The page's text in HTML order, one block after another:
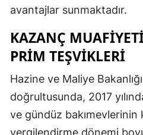
avantajlar sunmaktadır.
KAZANÇ
PRIM TEŞVIKLERI
Hazine ve Maliye
doğrultusunda, 2017
ve gündüz bakımevlerinin
vergilendirme dönemi